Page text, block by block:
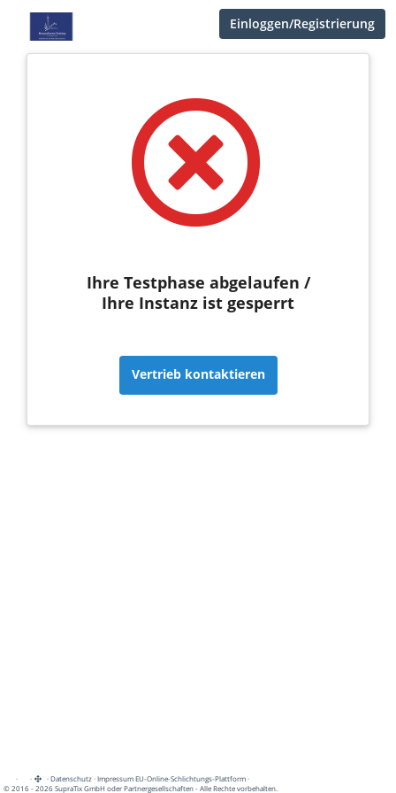
Einloggen/Registrierung
Ihre Testphase abgelaufen /
Ihre Instanz ist gesperrt
Vertrieb kontaktieren
· · ·Datenschutz·Impressum EU-Online-Schlichtungs-Plattform·
© 2016 - 2026 SupraTix GmbH oder Partnergesellschaften - Alle Rechte vorbehalten.